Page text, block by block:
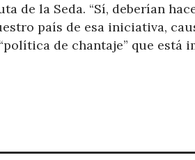
de la Seda. “Sí, deberían
país de esa iniciativa,
de chantaje” que está